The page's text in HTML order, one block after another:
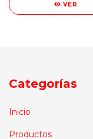
VER
Categorías
Inicio
Productos